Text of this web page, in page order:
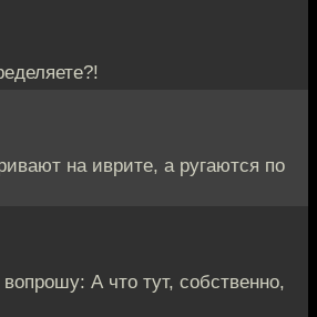
на иврите, а ругаются по
А что тут, собственно,